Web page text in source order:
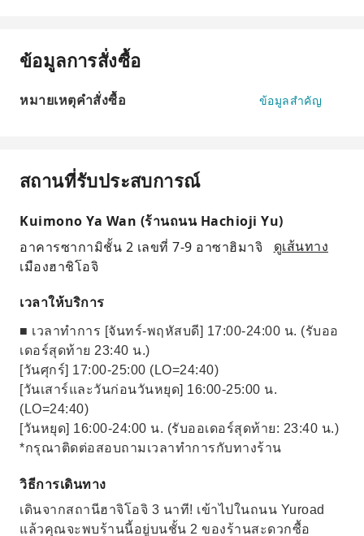
ข้อมูลการสั่งซื้อ
หมายเหตุคำสั่งซื้อ ข้อมูลสำคัญ
สถานที่รับประสบการณ์
Kuimono Ya Wan (ร้านถนน Hachioji Yu)
อาคารซากามิชั้น 2 เลขที่ 7-9 อาซาฮิมาจิ
เมืองฮาชิโอจิ
ดูเส้นทาง
เวลาให้บริการ
■ เวลาทำการ [จันทร์-พฤหัสบดี] 17:00-24:00 น. (รับออ
เดอร์สุดท้าย 23:40 น.)
[วันศุกร์] 17:00-25:00 (LO=24:40)
[วันเสาร์และวันก่อนวันหยุด] 16:00-25:00 น.
(LO=24:40)
[วันหยุด] 16:00-24:00 น. (รับออเดอร์สุดท้าย: 23:40 น.)
*กรุณาติดต่อสอบถามเวลาทำการกับทางร้าน
วิธีการเดินทาง
เดินจากสถานีฮาจิโอจิ 3 นาที! เข้าไปในถนน Yuroad
แล้วคุณจะพบร้านนี้อยู่บนชั้น 2 ของร้านสะดวกซื้อ